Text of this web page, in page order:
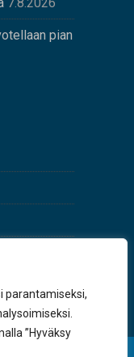
parantamiseksi,
”Hyväksy
7.8.2026
pian